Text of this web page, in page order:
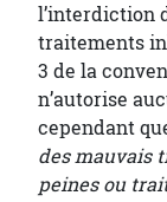
l’interdiction
traitements
3 de la
n’autorise
cependant
des mauvais
peines ou